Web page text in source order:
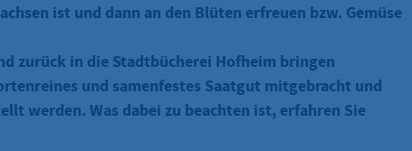
ist und dann an den Blüten erfreuen bzw. Gemüse
zurück in die Stadtbücherei Hofheim bringen
und samenfestes Saatgut mitgebracht und
werden. Was dabei zu beachten ist, erfahren Sie